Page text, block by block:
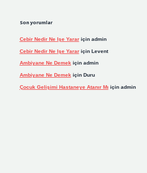
Son yorumlar
Cebir Nedir Ne Işe Yarariçin admin
Cebir Nedir Ne Işe Yarariçin Levent
Ambiyane Ne Demekiçin admin
Ambiyane Ne Demek için Duru
Çocuk Gelişimi Hastaneye Atanır Mı için admin